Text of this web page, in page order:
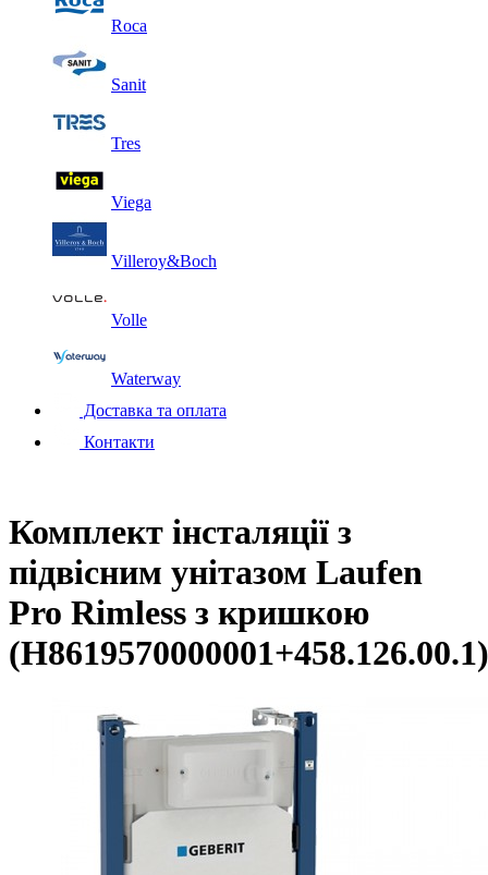
Roca
Sanit
Tres
Viega
Villeroy&Boch
Volle
Waterway
Доставка та оплата
Контакти
Комплект інсталяції з
підвісним унітазом Laufen
Pro Rimless з кришкою
(H8619570000001+458.126.00.1)